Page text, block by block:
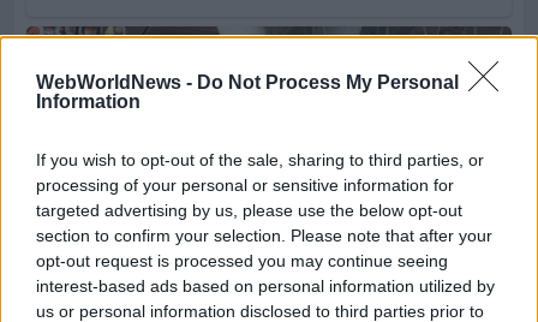
WebWorldNews - Do Not Process My Personal
Information
If you wish to opt-out of the sale, sharing to third parties, or
processing of your personal or sensitive information for
targeted advertising by us, please use the below opt-out
section to confirm your selection. Please note that after your
opt-out request is processed you may continue seeing
interest-based ads based on personal information utilized by
us or personal information disclosed to third parties prior to